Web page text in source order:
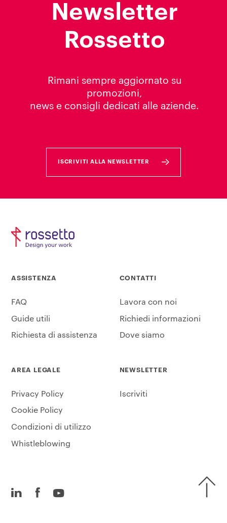
Newsletter
Rossetto
Rimani sempre aggiornato su
promozioni,
news e consigli dedicati alle aziende.
ISCRIVITI ALLA NEWSLETTER
ASSISTENZA
FAQ
Guide utili
Richiesta di assistenza
CONTATTI
Lavora con noi
Richiedi informazioni
Dove siamo
AREA LEGALE
Privacy Policy
Cookie Policy
Condizioni di utilizzo
Whistleblowing
NEWSLETTER
Iscriviti